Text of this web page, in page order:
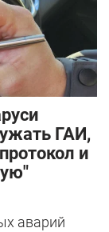
ГАИ,
и
аварий